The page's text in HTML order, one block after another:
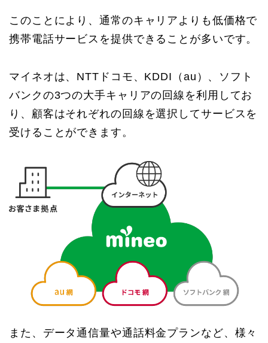
このことにより、通常のキャリアよりも低価格で
携帯電話サービスを提供できることが多いです。
マイネオは、NTTドコモ、KDDI（au）、ソフト
バンクの3つの大手キャリアの回線を利用してお
り、顧客はそれぞれの回線を選択してサービスを
受けることができます。
また、データ通信量や通話料金プランなど、様々